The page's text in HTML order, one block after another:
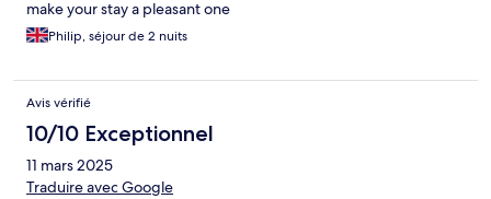
make your stay a pleasant one
Philip, séjour de 2 nuits
Avis vérifié
10/10 Exceptionnel
11 mars 2025
Traduire avec Google